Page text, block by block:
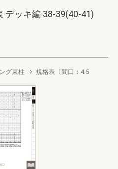
デッキ編 38-39(40-41)
グ束柱
規格表〔間口：4.5